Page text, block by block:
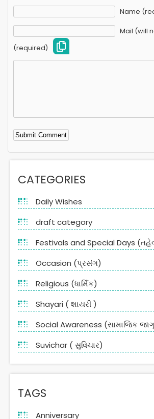
Name
Mail (will
(required)
Alternative:
CATEGORIES
Daily Wishes
draft category
Festivals and Special Days
Occasion (પ્રસંગ)
Religious (ધાર્મિક)
Shayari ( શાયરી )
Social Awareness (સામાજિક
Suvichar ( સુવિચાર)
TAGS
Anniversary